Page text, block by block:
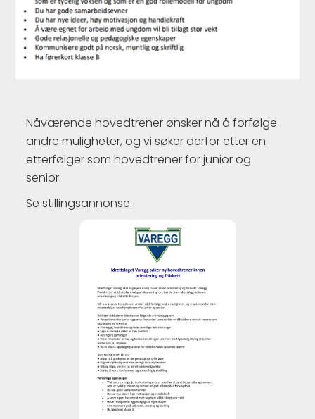
Nåværende hovedtrener ønsker nå å forfølge
andre muligheter, og vi søker derfor etter en
etterfølger som hovedtrener for junior og
senior.
Se stillingsannonse: